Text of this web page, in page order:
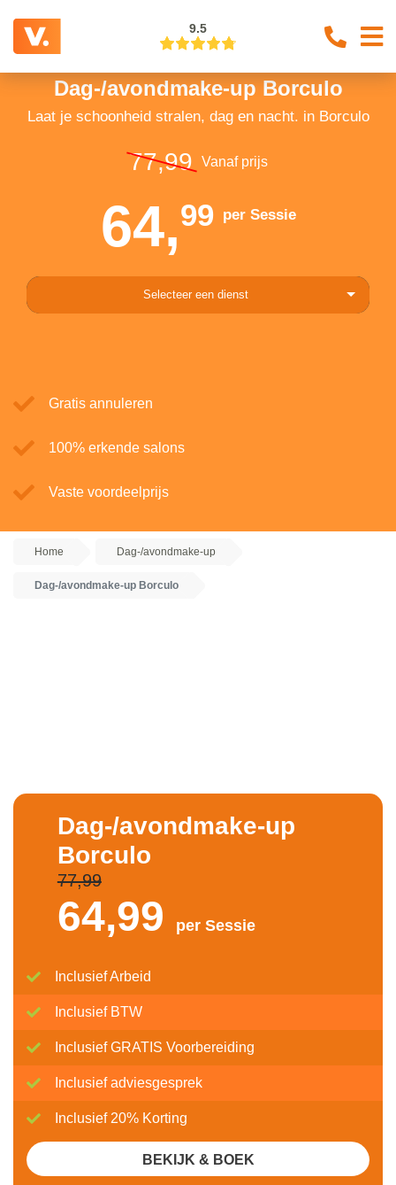
9.5
Dag-/avondmake-up Borculo
Laat je schoonheid stralen, dag en nacht. in Borculo
77,99 Vanaf prijs
64,99per Sessie
Selecteer een dienst
Gratis annuleren
100% erkende salons
Vaste voordeelprijs
Home Dag-/avondmake-up
Dag-/avondmake-up Borculo
Dag-/avondmake-up
Borculo
77,99
64,99 per Sessie
Inclusief Arbeid
Inclusief BTW
Inclusief GRATIS Voorbereiding
Inclusief adviesgesprek
Inclusief 20% Korting
BEKIJK & BOEK